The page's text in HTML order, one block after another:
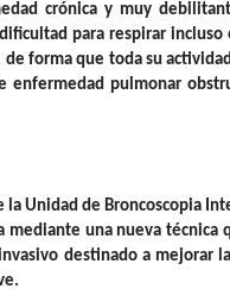
crónica y muy
para respirar
forma que toda su
enfermedad pulmonar
la Unidad de Broncoscopia
una nueva
destinado a mejorar